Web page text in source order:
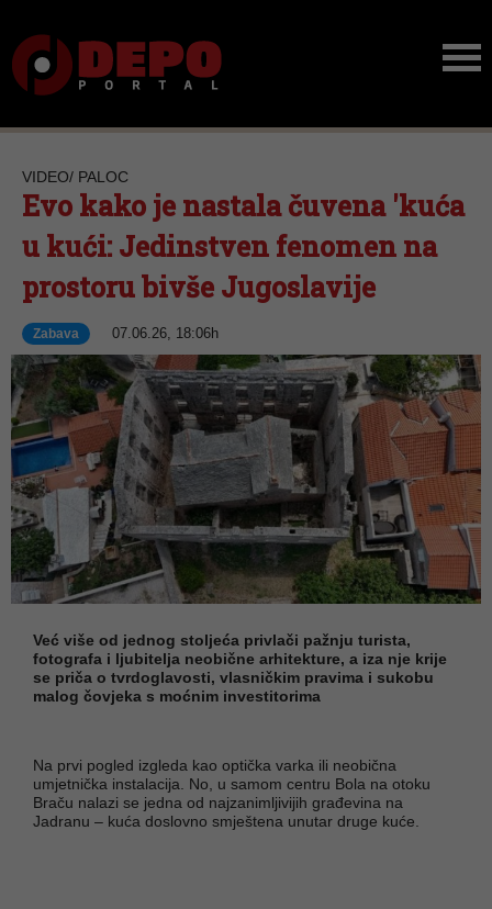
VIDEO/ PALOC
Evo kako je nastala čuvena 'kuća
u kući: Jedinstven fenomen na
prostoru bivše Jugoslavije
Zabava 07.06.26, 18:06h
Već više od jednog stoljeća privlači pažnju turista,
fotografa i ljubitelja neobične arhitekture, a iza nje krije
se priča o tvrdoglavosti, vlasničkim pravima i sukobu
malog čovjeka s moćnim investitorima
Na prvi pogled izgleda kao optička varka ili neobična
umjetnička instalacija. No, u samom centru Bola na otoku
Braču nalazi se jedna od najzanimljivijih građevina na
Jadranu – kuća doslovno smještena unutar druge kuće.